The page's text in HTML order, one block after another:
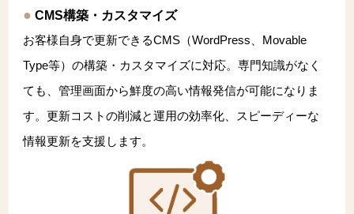
CMS構築・カスタマイズ
お客様自身で更新できるCMS（WordPress、Movable
Type等）の構築・カスタマイズに対応。専門知識がなく
ても、管理画面から鮮度の高い情報発信が可能になりま
す。更新コストの削減と運用の効率化、スピーディーな
情報更新を支援します。